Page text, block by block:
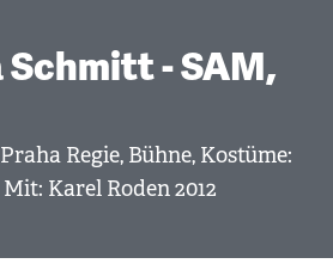
- SAM,
Regie, Bühne, Kostüme:
Karel Roden 2012